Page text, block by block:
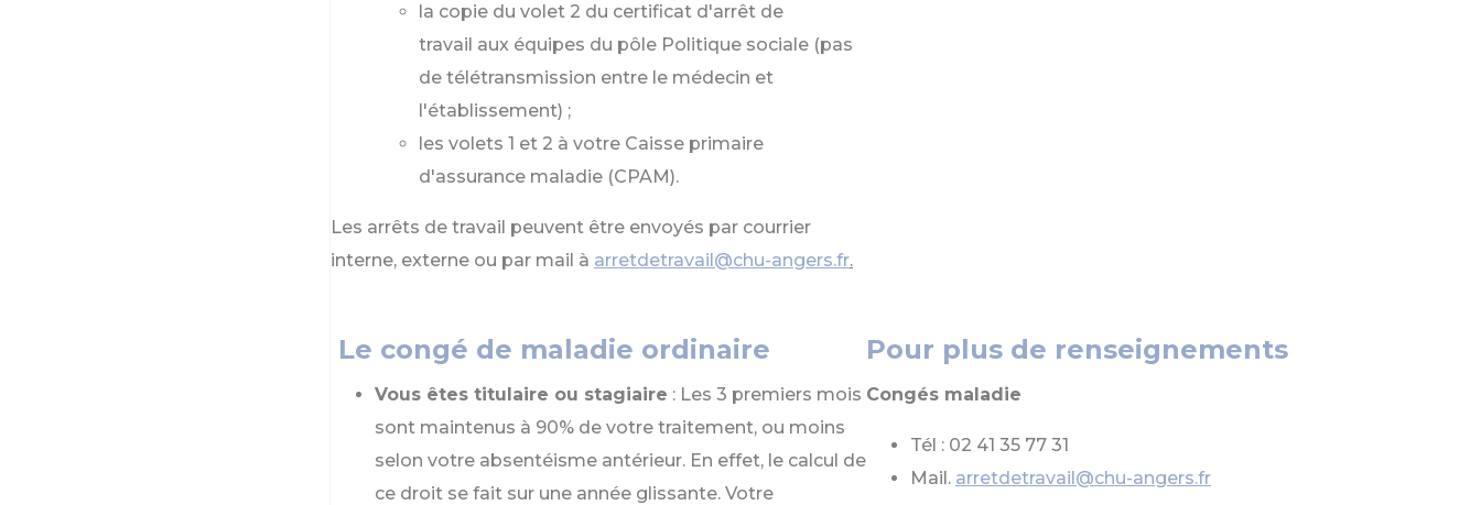
la copie du volet 2 du certificat d'arrêt de
travail aux équipes du pôle Politique sociale (pas
de télétransmission entre le médecin et
l'établissement) ;
les volets 1 et 2 à votre Caisse primaire
d'assurance maladie (CPAM).
Les arrêts de travail peuvent être envoyés par courrier
interne, externe ou par mail à arretdetravail@chu-angers.fr.
Le congé de maladie ordinaire
Vous êtes titulaire ou stagiaire : Les 3 premiers mois
sont maintenus à 90% de votre traitement, ou moins
selon votre absentéisme antérieur. En effet, le calcul de
ce droit se fait sur une année glissante. Votre
Pour plus de renseignements
Congés maladie
Tél : 02 41 35 77 31
Mail. arretdetravail@chu-angers.fr